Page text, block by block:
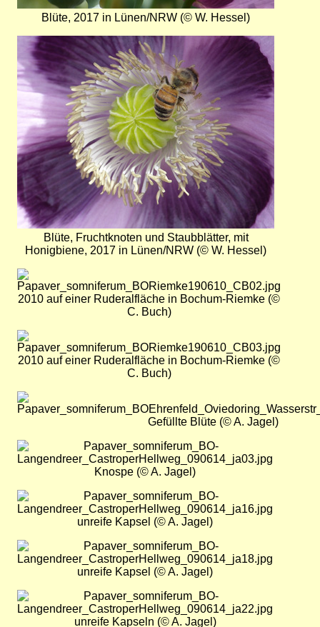
Blüte, 2017 in Lünen/NRW (© W. Hessel)
Bild
Blüte, Fruchtknoten und Staubblätter, mit
Honigbiene, 2017 in Lünen/NRW (© W. Hessel)
Bild
2010 auf einer Ruderalfläche in Bochum-Riemke (©
C. Buch)
Bild
2010 auf einer Ruderalfläche in Bochum-Riemke (©
C. Buch)
Bild
Gefüllte Blüte (© A. Jagel)
Bild
Knospe (© A. Jagel)
Bild
unreife Kapsel (© A. Jagel)
Bild
unreife Kapsel (© A. Jagel)
Bild
unreife Kapseln (© A. Jagel)